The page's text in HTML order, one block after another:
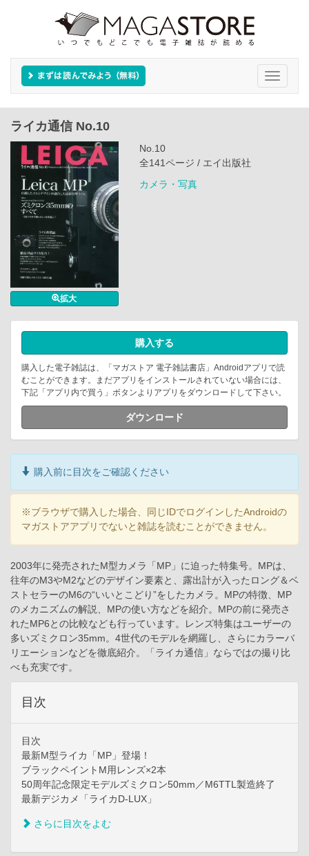
Toggle
ライカ通信 No.10
拡大
No.10
全141ページ / エイ出版社
カメラ・写真
購入する
購入した電子雑誌は、「マガストア 電子雑誌書店」Androidアプリで読
むことができます。まだアプリをインストールされていない場合には、
下記「アプリ内で買う」ボタンよりアプリをダウンロードして下さい。
ダウンロード
購入前に目次をご確認ください
※ブラウザで購入した場合、同じIDでログインしたAndroidの
マガストアアプリでないと雑誌を読むことができません。
2003年に発売されたM型カメラ「MP」に迫った特集号。MPは、
往年のM3やM2などのデザイン要素と、露出計が入ったロング＆ベ
ストセラーのM6の“いいとこどり”をしたカメラ。MPの特徴、MP
のメカニズムの解説、MPの使い方などを紹介。MPの前に発売さ
れたMP6との比較なども行っています。レンズ特集はユーザーの
多いズミクロン35mm。4世代のモデルを網羅し、さらにカラーバ
リエーションなどを徹底紹介。「ライカ通信」ならではの撮り比
べも充実です。
目次
目次
最新M型ライカ「MP」登場！
ブラックペイントM用レンズ×2本
50周年記念限定モデルズミクロン50mm／M6TTL製造終了
最新デジカメ「ライカD-LUX」
さらに目次をよむ